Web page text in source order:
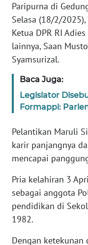
Paripurna di
Selasa (18/2/
Ketua DPR RI
lainnya, Saan
Syamsurizal.
Baca Juga:
Legislator
Formappi:
Pelantikan Maruli
karir panjangnya
mencapai
Pria kelahiran 3
sebagai anggota
pendidikan di
1982.
Dengan
TENTANG
KAMI
PEDOMAN
MEDIA
SIBER
REDAKSI
DISCLAIMER
News
Regional
WN